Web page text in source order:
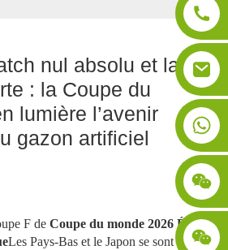
nul absolu et la
: la Coupe du
lumière l’avenir
gazon artificiel
F de Coupe du monde 2026 États-
Les Pays-Bas et le Japon se sont livrés